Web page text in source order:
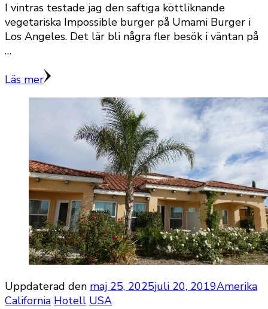
I vintras testade jag den saftiga köttliknande
vegetariska Impossible burger på Umami Burger i
Los Angeles. Det lär bli några fler besök i väntan på
…
Läs mer
Uppdaterad den maj 25, 2025juli 20, 2019Amerika
California Hotell USA